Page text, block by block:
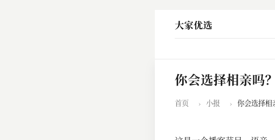
大家优选
你会选择相亲吗
首页 › 小报 › 你会选择相